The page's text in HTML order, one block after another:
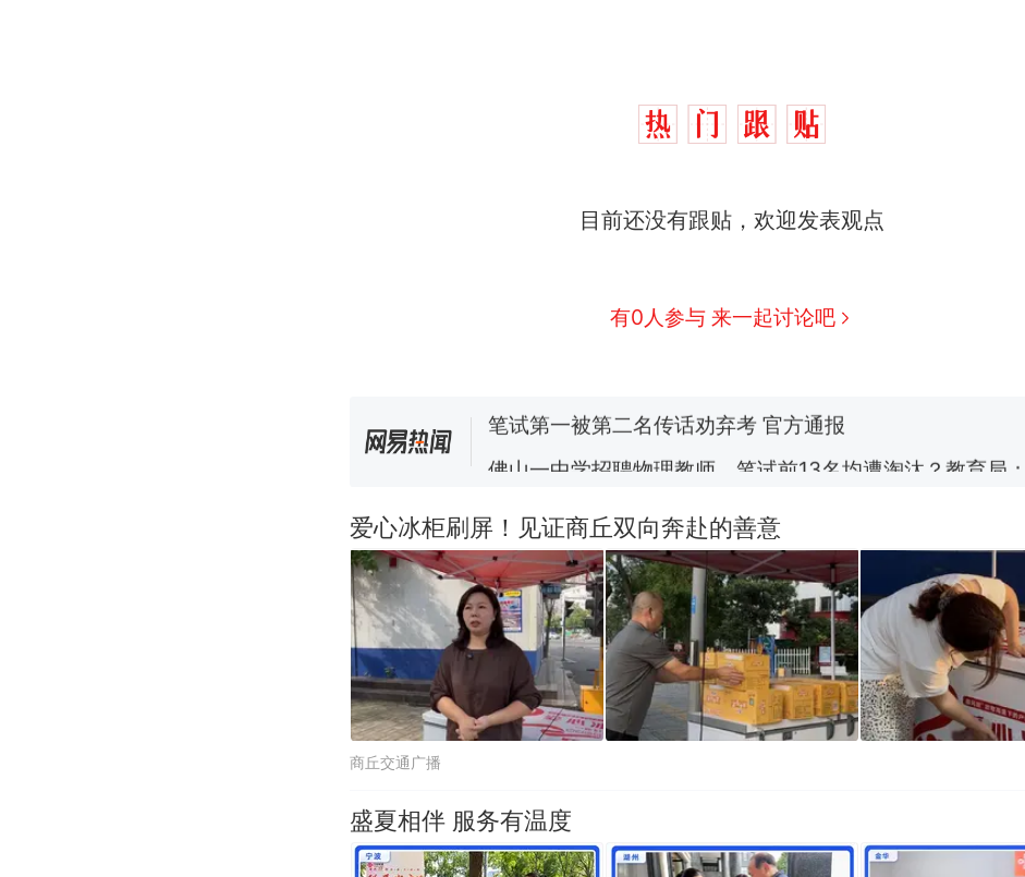
目前还没有跟贴，欢迎发表观点
有0人参与 来一起讨论吧
那个在床头放菜刀的女孩，因老师一句“跟我回家”改写了
美国渔民钓获鲨鱼徒手将其拽回大海 目击者直呼震惊 （视
佛山一中学招聘物理教师，笔试前13名均遭淘汰？教育局：
招聘，成立调查组全面核查
热 那个在床头放菜刀的女孩，因老师一句“跟我回家”改写
爱心冰柜刷屏！见证商丘双向奔赴的善意
商丘交通广播
盛夏相伴 服务有温度